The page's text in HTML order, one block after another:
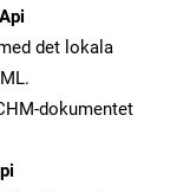
det lokala
dokumentet